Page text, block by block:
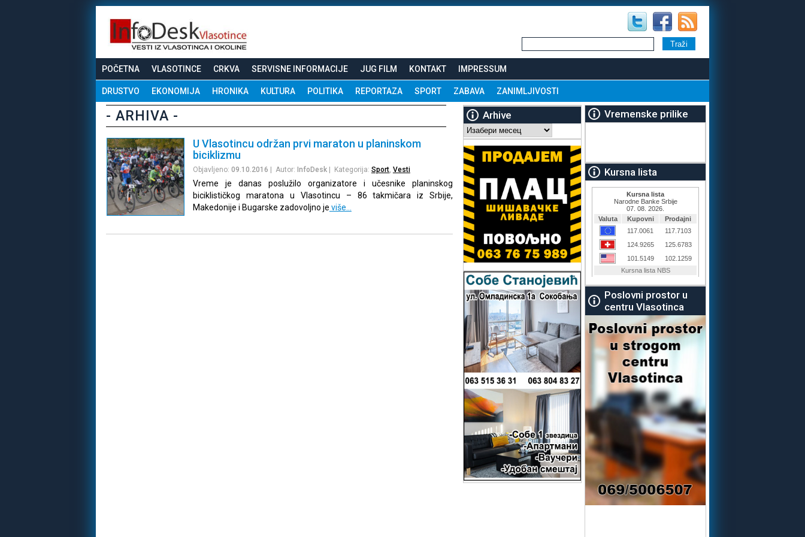
POČETNA VLASOTINCE CRKVA SERVISNE INFORMACIJE JUG FILM KONTAKT IMPRESSUM
DRUSTVO EKONOMIJA HRONIKA KULTURA POLITIKA REPORTAZA SPORT ZABAVA ZANIMLJIVOSTI
- ARHIVA -
U Vlasotincu održan prvi maraton u planinskom
biciklizmu
Objavljeno: 09.10.2016 | Autor: InfoDesk| Kategorija: Sport, Vesti
Vreme je danas poslužilo organizatore i učesnike planinskog
biciklističkog maratona u Vlasotincu – 86 takmičara iz Srbije,
Makedonije i Bugarske zadovoljno je više…
Arhive
Arhive
Vremenske prilike
Kursna lista
Poslovni prostor u
centru Vlasotinca